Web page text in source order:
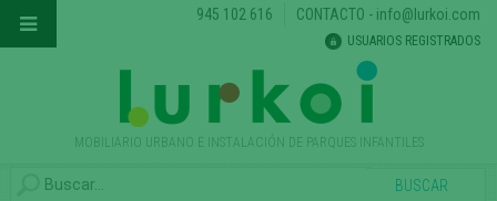
MOBILIARIO URBANO E INSTALACIÓN DE PARQUES INFANTILES
945 102 616 CONTACTO - info@lurkoi.com
USUARIOS REGISTRADOS